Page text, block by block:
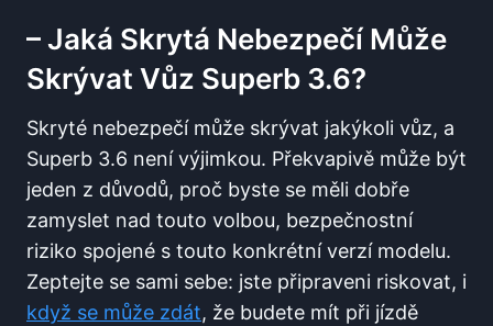
– Jaká Skrytá Nebezpečí Může
Skrývat Vůz Superb 3.6?
Skryté nebezpečí může skrývat jakýkoli vůz, a
Superb 3.6 není výjimkou. Překvapivě může být
jeden z důvodů, proč byste se měli dobře
zamyslet nad touto volbou, bezpečnostní
riziko spojené s touto konkrétní verzí modelu.
Zeptejte se sami sebe: jste připraveni riskovat, i
když se může zdát, že budete mít při jízdě